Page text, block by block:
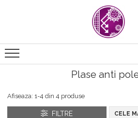
Plase anti
Afiseaza: 1-4 din 4 produse
FILTRE